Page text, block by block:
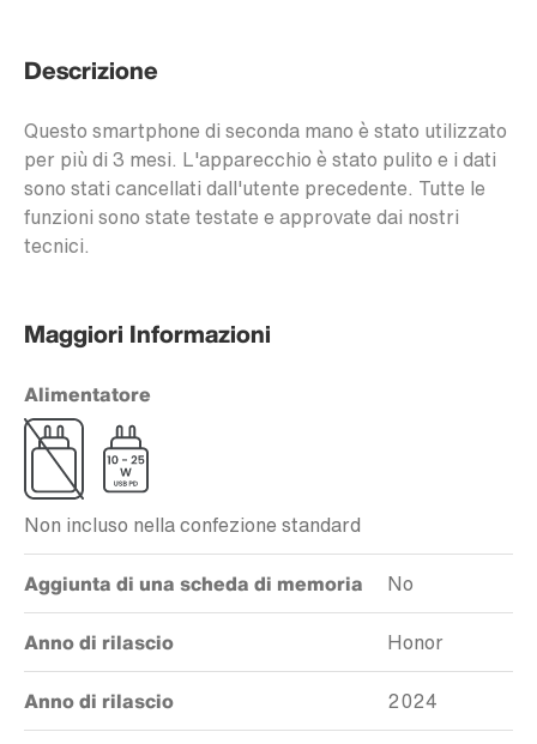
Descrizione
Questo smartphone di seconda mano è stato utilizzato
per più di 3 mesi. L'apparecchio è stato pulito e i dati
sono stati cancellati dall'utente precedente. Tutte le
funzioni sono state testate e approvate dai nostri
tecnici.
Maggiori Informazioni
Alimentatore
Non incluso nella confezione standard
Aggiunta di una scheda di memoria No
Anno di rilascio Honor
Anno di rilascio 2024